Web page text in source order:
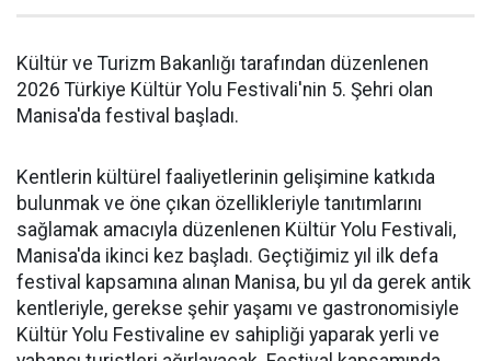
Kültür ve Turizm Bakanlığı tarafından düzenlenen
2026 Türkiye Kültür Yolu Festivali'nin 5. Şehri olan
Manisa'da festival başladı.
Kentlerin kültürel faaliyetlerinin gelişimine katkıda
bulunmak ve öne çıkan özellikleriyle tanıtımlarını
sağlamak amacıyla düzenlenen Kültür Yolu Festivali,
Manisa'da ikinci kez başladı. Geçtiğimiz yıl ilk defa
festival kapsamına alınan Manisa, bu yıl da gerek antik
kentleriyle, gerekse şehir yaşamı ve gastronomisiyle
Kültür Yolu Festivaline ev sahipliği yaparak yerli ve